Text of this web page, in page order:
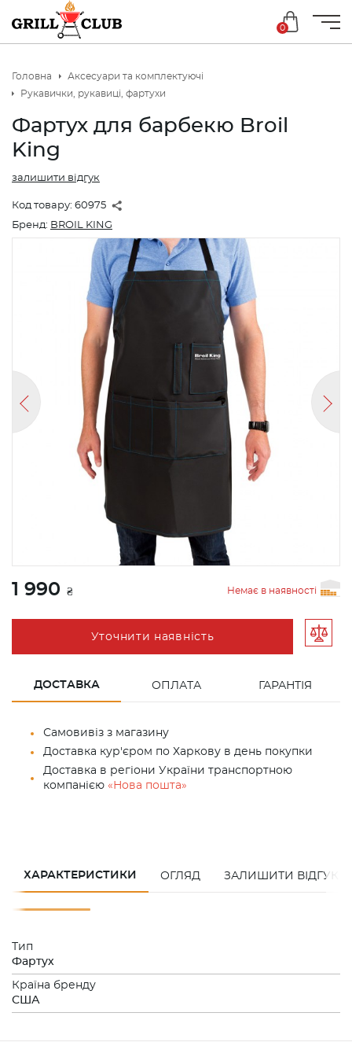
0
Головна
Аксесуари та комплектуючі
Рукавички, рукавиці, фартухи
Фартух для барбекю Broil
King
Код товару: 60975
залишити відгук
Бренд: BROIL KING
1 990 ₴ Немає в наявності
Уточнити наявність
ДОСТАВКА ОПЛАТА ГАРАНТІЯ
Самовивіз з магазину
Доставка кур'єром по Харкову в день покупки
Доставка в регіони України транспортною
компанією «Нова пошта»
ХАРАКТЕРИСТИКИ ОГЛЯД ЗАЛИШИТИ ВІДГУК
Тип
Фартух
Країна бренду
США